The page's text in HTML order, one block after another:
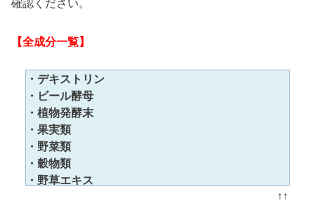
確認ください。
【全成分一覧】
・デキストリン
・ビール酵母
・植物発酵末
・果実類
・野菜類
・穀物類
・野草エキス
↑↑